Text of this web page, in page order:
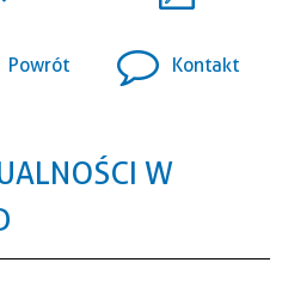
Powrót Kontakt
W